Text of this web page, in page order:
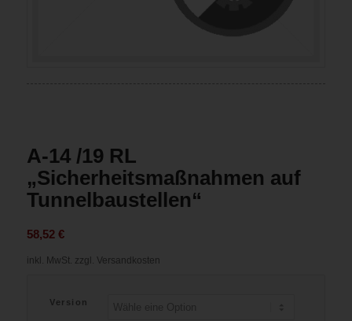
A-14 /19 RL
„Sicherheitsmaßnahmen auf
Tunnelbaustellen“
58,52 €
inkl. MwSt. zzgl. Versandkosten
Version